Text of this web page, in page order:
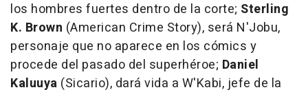
los hombres fuertes dentro de la corte; Sterling
K. Brown (American Crime Story), será N'Jobu,
personaje que no aparece en los cómics y
procede del pasado del superhéroe; Daniel
Kaluuya (Sicario), dará vida a W'Kabi, jefe de la